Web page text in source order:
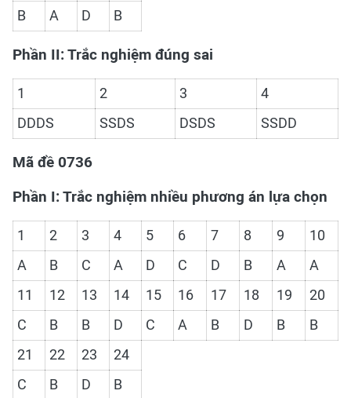
B
A D B
Phần II: Trắc nghiệm đúng sai
1 2 3
4
DDDS
SSDS DSDS SSDD
Mã đề 0736
Phần I: Trắc nghiệm nhiều phương án lựa chọn
1 2 3 4 5 6 7 8 9
10
A
B C A D C D B A
A
11
12 13 14 15 16 17 18 19
20
C
B B D C A B D B
B
21
22 23
24
C
B D B